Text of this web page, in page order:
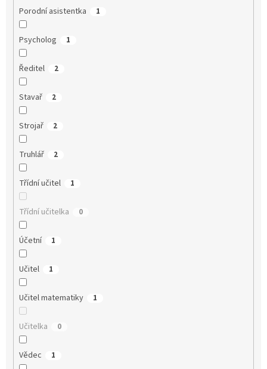
Porodní asistentka 1
Psycholog 1
Ředitel 2
Stavař 2
Strojař 2
Truhlář 2
Třídní učitel 1
Třídní učitelka 0
Účetní 1
Učitel 1
Učitel matematiky 1
Učitelka 0
Vědec 1